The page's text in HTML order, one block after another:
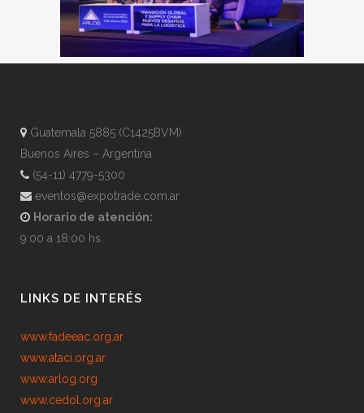
Guatemala 5885 (C1425BVM)
Buenos Aires – Argentina
(54-11) 4779-5300
eventos@expotrade.com.ar
Horario de atención:
9:00 a 18:00 hs.
LINKS DE INTERÉS
www.fadeeac.org.ar
www.ataci.org.ar
www.arlog.org
www.cedol.org.ar